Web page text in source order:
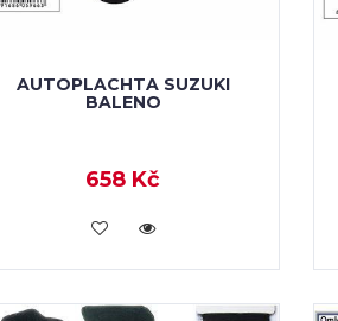
AUTOPLACHTA SUZUKI
BALENO
658 Kč
KOUPIT